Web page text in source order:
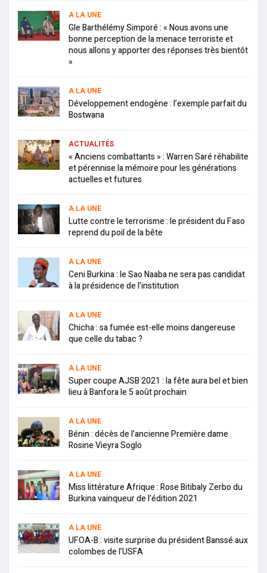
A LA UNE
Gle Barthélémy Simporé : « Nous avons une
bonne perception de la menace terroriste et
nous allons y apporter des réponses très bientôt
»
A LA UNE
Développement endogène : l’exemple parfait du
Bostwana
ACTUALITÉS
« Anciens combattants » : Warren Saré réhabilite
et pérennise la mémoire pour les générations
actuelles et futures
A LA UNE
Lutte contre le terrorisme : le président du Faso
reprend du poil de la bête
A LA UNE
Ceni Burkina : le Sao Naaba ne sera pas candidat
à la présidence de l’institution
A LA UNE
Chicha : sa fumée est-elle moins dangereuse
que celle du tabac ?
A LA UNE
Super coupe AJSB 2021 : la fête aura bel et bien
lieu à Banfora le 5 août prochain
A LA UNE
Bénin : décès de l’ancienne Première dame
Rosine Vieyra Soglo
A LA UNE
Miss littérature Afrique : Rose Bitibaly Zerbo du
Burkina vainqueur de l’édition 2021
A LA UNE
UFOA-B : visite surprise du président Banssé aux
colombes de l’USFA